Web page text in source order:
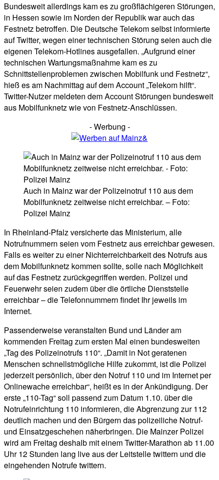
Bundesweit allerdings kam es zu großflächigeren Störungen,
in Hessen sowie im Norden der Republik war auch das
Festnetz betroffen. Die Deutsche Telekom selbst informierte
auf Twitter, wegen einer technischen Störung seien auch die
eigenen Telekom-Hotlines ausgefallen. „Aufgrund einer
technischen Wartungsmaßnahme kam es zu
Schnittstellenproblemen zwischen Mobilfunk und Festnetz“,
hieß es am Nachmittag auf dem Account „Telekom hilft“.
Twitter-Nutzer meldeten dem Account Störungen bundesweit
aus Mobilfunknetz wie von Festnetz-Anschlüssen.
- Werbung -
Auch in Mainz war der Polizeinotruf 110 aus dem
Mobilfunknetz zeitweise nicht erreichbar. – Foto:
Polizei Mainz
In Rheinland-Pfalz versicherte das Ministerium, alle
Notrufnummern seien vom Festnetz aus erreichbar gewesen.
Falls es weiter zu einer Nichterreichbarkeit des Notrufs aus
dem Mobilfunknetz kommen sollte, solle nach Möglichkeit
auf das Festnetz zurückgegriffen werden. Polizei und
Feuerwehr seien zudem über die örtliche Dienststelle
erreichbar – die Telefonnummern findet Ihr jeweils im
Internet.
Passenderweise veranstalten Bund und Länder am
kommenden Freitag zum ersten Mal einen bundesweiten
„Tag des Polizeinotrufs 110“. „Damit in Not geratenen
Menschen schnellstmögliche Hilfe zukommt, ist die Polizei
jederzeit persönlich, über den Notruf 110 und im Internet per
Onlinewache erreichbar“, heißt es in der Ankündigung. Der
erste „110-Tag“ soll passend zum Datum 1.10. über die
Notrufeinrichtung 110 informieren, die Abgrenzung zur 112
deutlich machen und den Bürgern das polizeiliche Notruf-
und Einsatzgeschehen näherbringen. Die Mainzer Polizei
wird am Freitag deshalb mit einem Twitter-Marathon ab 11.00
Uhr 12 Stunden lang live aus der Leitstelle twittern und die
eingehenden Notrufe twittern.